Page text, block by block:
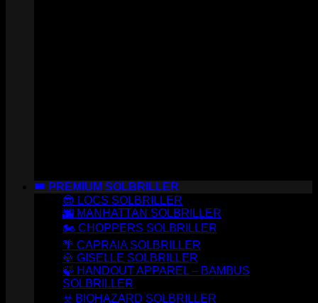
👑 PREMIUM SOLBRILLER
😎 LOCS SOLBRILLER
🌆 MANHATTAN SOLBRILLER
🏍️ CHOPPERS SOLBRILLER
🌴 CAPRAIA SOLBRILLER
💎 GISELLE SOLBRILLER
🍃 HANDOUT APPAREL – BAMBUS
SOLBRILLER
☣️ BIOHAZARD SOLBRILLER